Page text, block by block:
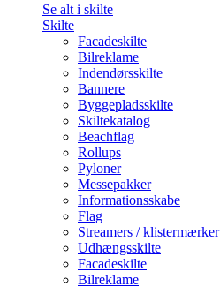
Se alt i skilte
Skilte
Facadeskilte
Bilreklame
Indendørsskilte
Bannere
Byggepladsskilte
Skiltekatalog
Beachflag
Rollups
Pyloner
Messepakker
Informationsskabe
Flag
Streamers / klistermærker
Udhængsskilte
Facadeskilte
Bilreklame